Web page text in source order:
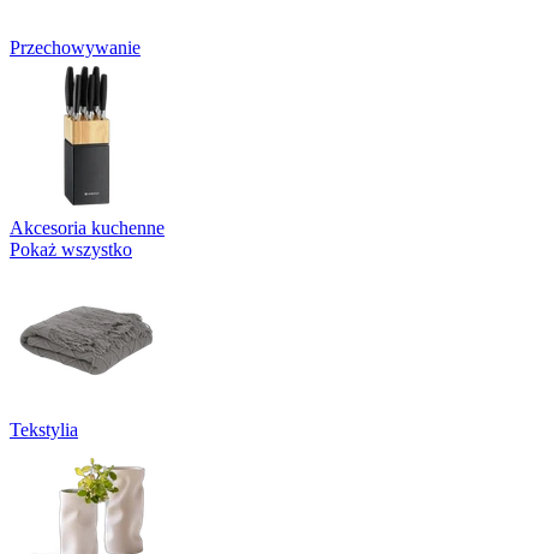
Przechowywanie
Akcesoria kuchenne
Pokaż wszystko
Tekstylia